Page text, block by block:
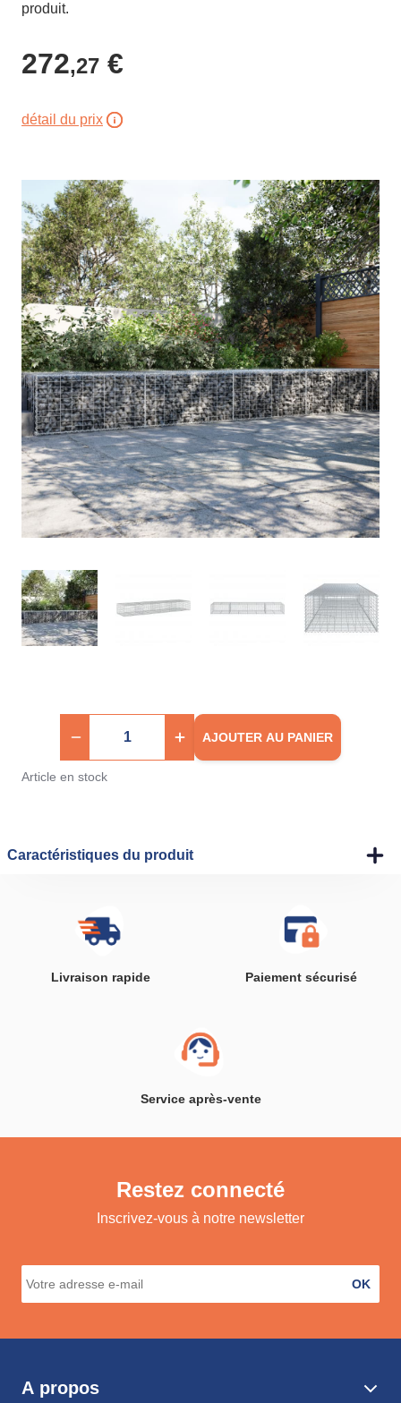
produit.
272,27 €
détail du prix
AJOUTER AU PANIER
Article en stock
Caractéristiques du produit
Livraison rapide Paiement sécurisé
Service après-vente
Restez connecté
Inscrivez-vous à notre newsletter
OK
A propos